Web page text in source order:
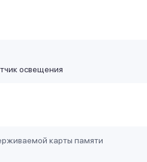
освещения
карты памяти